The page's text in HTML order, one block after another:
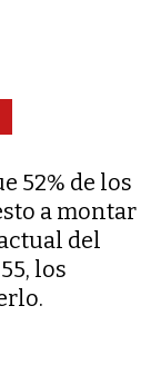
52% de los
a montar
del
los